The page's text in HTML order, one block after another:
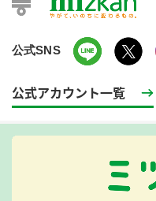
公式SNS
公式アカウント一覧